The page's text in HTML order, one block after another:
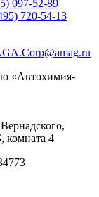
097-52-89
720-54-13
«Автохимия-
комната 4